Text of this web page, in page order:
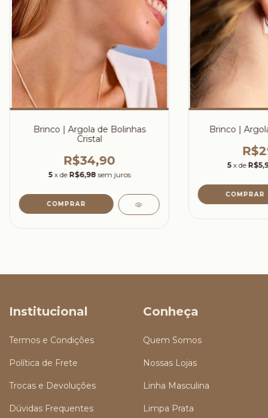
Brinco | Argola de Bolinhas
Cristal
R$34,90
5 x de R$6,98 sem juros
Brinco |
5 x de
Institucional
Termos e Condições
Política de Frete
Trocas e Devoluções
Dúvidas Frequentes
Conheça
Quem Somos
Nossas Lojas
Linha Masculina
Limpa Prata